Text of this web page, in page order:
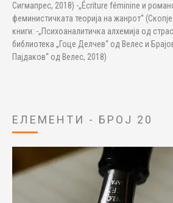
Сигмапрес, 2018) -„Écriture féminine и
феминистичката теорија на жанрот“
книги: -„Психоаналитичка алхемија од
библиотека „Гоце Делчев“ од Велес и
Пајдаков“ од Велес, 2018)
ЕЛЕМЕНТИ - БРОЈ 20